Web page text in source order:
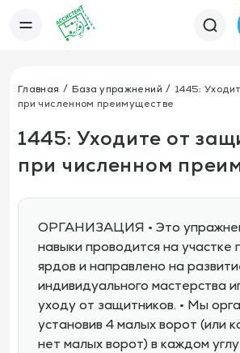
Книги
Новости
Отзывы
Политика конфиденциальности
Свяжитесь с нами
Телефон:
TelegramMAX
Главная База упражнений
1445:
при численном преимуществе
1445: Уходите от
при численном
ОРГАНИЗАЦИЯ • Это
навыки проводится на участке
ярдов и направлено на
индивидуального мастерства
уходу от защитников. • Мы
установив 4 малых ворот (или
нет малых ворот) в каждом